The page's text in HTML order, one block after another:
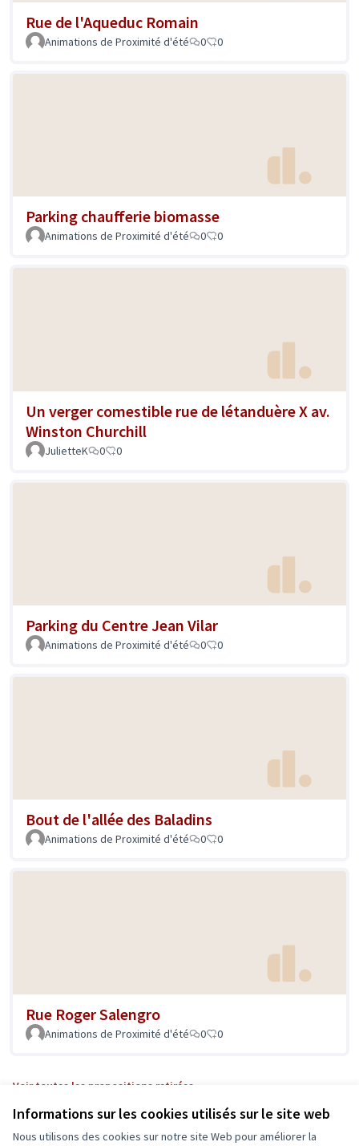
Informations sur les cookies utilisés sur le site web
Nous utilisons des cookies sur notre site Web pour améliorer la
Rue de l'Aqueduc Romain
Animations de Proximité d'été 0 0
Parking chaufferie biomasse
Animations de Proximité d'été 0 0
Un verger comestible rue de létanduère X av.
Winston Churchill
JulietteK 0 0
Parking du Centre Jean Vilar
Animations de Proximité d'été 0 0
Bout de l'allée des Baladins
Animations de Proximité d'été 0 0
Rue Roger Salengro
Animations de Proximité d'été 0 0
Voir toutes les propositions retirées
Conditions d'utilisation